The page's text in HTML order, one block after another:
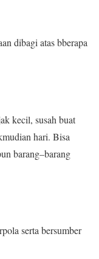
dibagi atas bberapa
kecil, susah buat
hari. Bisa
barang–barang
serta bersumber